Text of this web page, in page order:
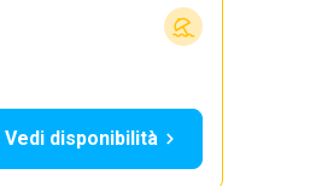
Vedi disponibilità